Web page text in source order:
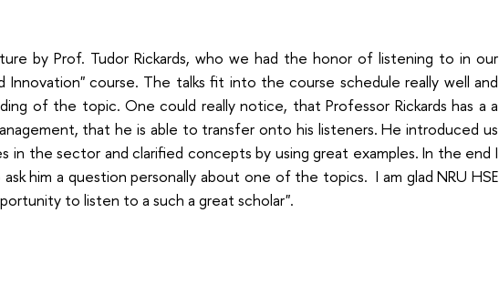
by Prof. Tudor Rickards, who we had the honor of listening to in our
Innovation" course. The talks fit into the course schedule really well and
of the topic. One could really notice, that Professor Rickards has a a
that he is able to transfer onto his listeners. He introduced us
in the sector and clarified concepts by using great examples. In the end I
him a question personally about one of the topics. I am glad NRU HSE
to listen to a such a great scholar".